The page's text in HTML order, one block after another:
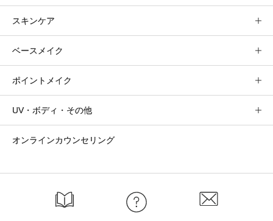
スキンケア
ベースメイク
ポイントメイク
UV・ボディ・その他
オンラインカウンセリング